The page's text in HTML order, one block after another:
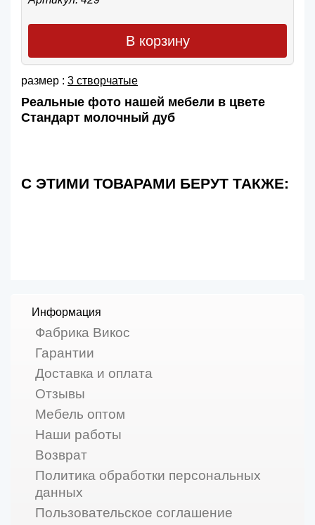
В корзину
размер : 3 створчатые
Реальные фото нашей мебели в цвете
Стандарт молочный дуб
С ЭТИМИ ТОВАРАМИ БЕРУТ ТАКЖЕ:
Информация
Фабрика Викос
Гарантии
Доставка и оплата
Отзывы
Мебель оптом
Наши работы
Возврат
Политика обработки персональных
данных
Пользовательское соглашение